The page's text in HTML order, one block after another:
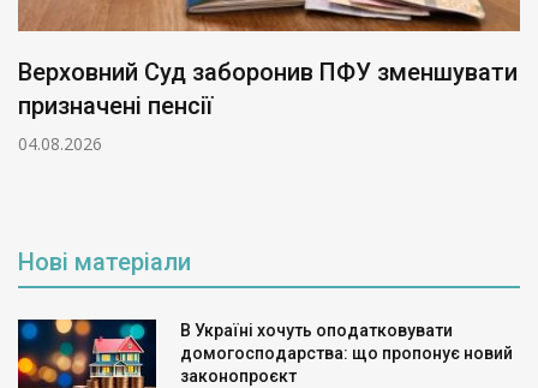
Верховний Суд заборонив ПФУ зменшувати
призначені пенсії
04.08.2026
Нові матеріали
В Україні хочуть оподатковувати
домогосподарства: що пропонує новий
законопроєкт